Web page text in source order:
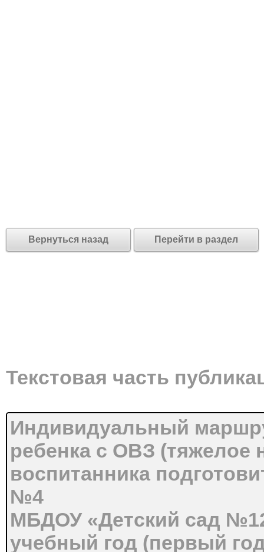
Вернуться назад Перейти в раздел
Текстовая часть
Индивидуальный
ребенка с ОВЗ (тяжелое
воспитанника
№4
МБДОУ «Детский сад
учебный год (первый